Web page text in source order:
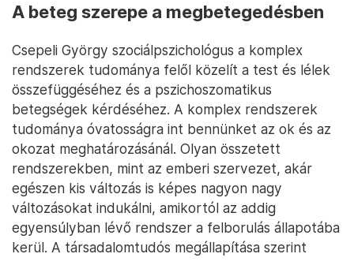
A beteg szerepe a megbetegedésben
Csepeli György szociálpszichológus a komplex
rendszerek tudománya felől közelít a test és lélek
összefüggéséhez és a pszichoszomatikus
betegségek kérdéséhez. A komplex rendszerek
tudománya óvatosságra int bennünket az ok és az
okozat meghatározásánál. Olyan összetett
rendszerekben, mint az emberi szervezet, akár
egészen kis változás is képes nagyon nagy
változásokat indukálni, amikortól az addig
egyensúlyban lévő rendszer a felborulás állapotába
kerül. A társadalomtudós megállapítása szerint